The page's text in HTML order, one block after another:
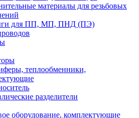
материалы для резьбовых
для ПП, МП, ПНД (ПЭ)
теплообменники,
разделители
оборудование, комплектующие